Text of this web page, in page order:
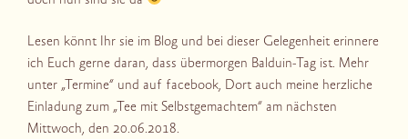
Lesen könnt Ihr sie im Blog und bei dieser Gelegenheit erinnere
ich Euch gerne daran, dass übermorgen Balduin-Tag ist. Mehr
unter „Termine“ und auf facebook, Dort auch meine herzliche
Einladung zum „Tee mit Selbstgemachtem“ am nächsten
Mittwoch, den 20.06.2018.